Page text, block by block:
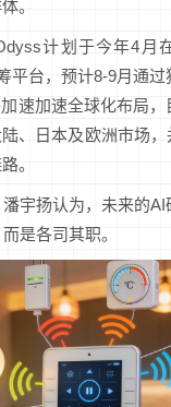
。
计划于今年4月
平台，预计8-9月通过
速加速全球化布局，
、日本及欧洲市场
。
宇扬认为，未来的
是各司其职。